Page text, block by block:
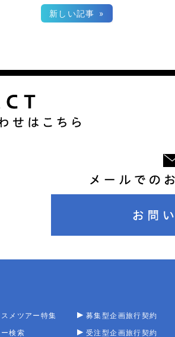
新しい記事 »
メツアー特集
検索
募集型企画旅行契約
受注型企画旅行契約